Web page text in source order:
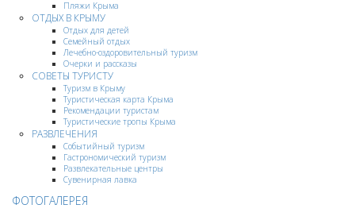
Пляжи Крыма
ОТДЫХ В КРЫМУ
Отдых для детей
Семейный отдых
Лечебно-оздоровительный туризм
Очерки и рассказы
СОВЕТЫ ТУРИСТУ
Туризм в Крыму
Туристическая карта Крыма
Рекомендации туристам
Туристические тропы Крыма
РАЗВЛЕЧЕНИЯ
Событийный туризм
Гастрономический туризм
Развлекательные центры
Сувенирная лавка
ФОТОГАЛЕРЕЯ